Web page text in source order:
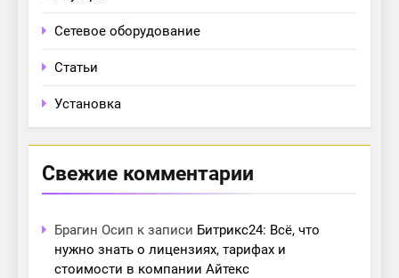
Сетевое оборудование
Статьи
Установка
Свежие комментарии
Брагин Осип к записи Битрикс24: Всё, что
нужно знать о лицензиях, тарифах и
стоимости в компании Айтекс